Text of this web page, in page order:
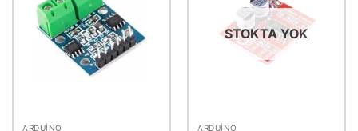
ARDUINO
STOKTA YOK
ARDUINO